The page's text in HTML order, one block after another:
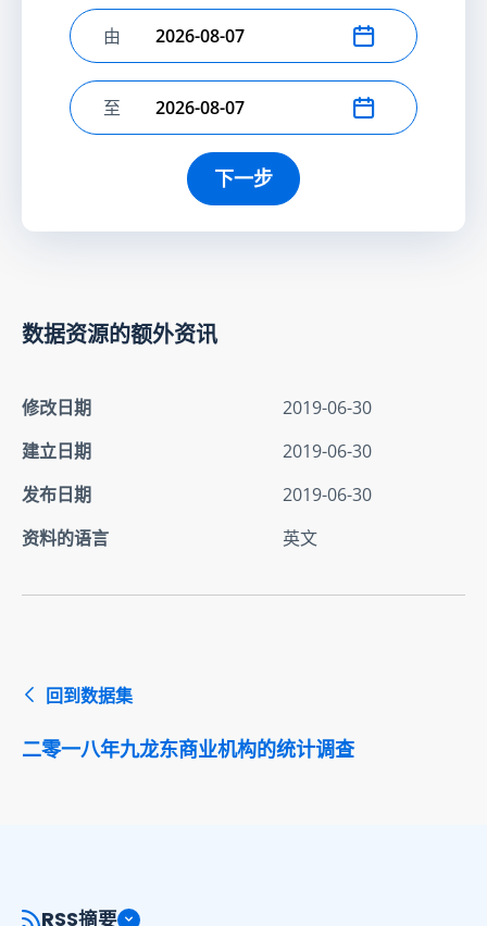
选择开始日期
由
选择结束日期
至
下一步
数据资源的额外资讯
修改日期
2019-06-30
建立日期
2019-06-30
发布日期
2019-06-30
资料的语言
英文
回到数据集
二零一八年九龙东商业机构的统计调查
RSS摘要